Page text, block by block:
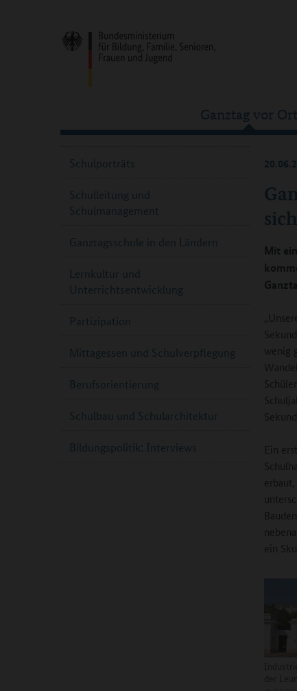
Ganztag vor Ort
Mit
wenig
Ein
ein
Schulporträts
Schulleitung und
Schulmanagement
Ganztagsschule in den Ländern
Lernkultur und
Unterrichtsentwicklung
Partizipation
Mittagessen und Schulverpflegung
Berufsorientierung
Schulbau und Schularchitektur
Bildungspolitik: Interviews